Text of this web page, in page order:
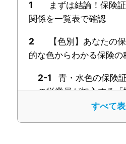
1
まずは結論！保険
関係を一覧表で確認
2
【色別】あなたの
的な色からわかる保険の
2-1
青・水色の保険
の従業員が加入する
赤・ピンク色の
すべて